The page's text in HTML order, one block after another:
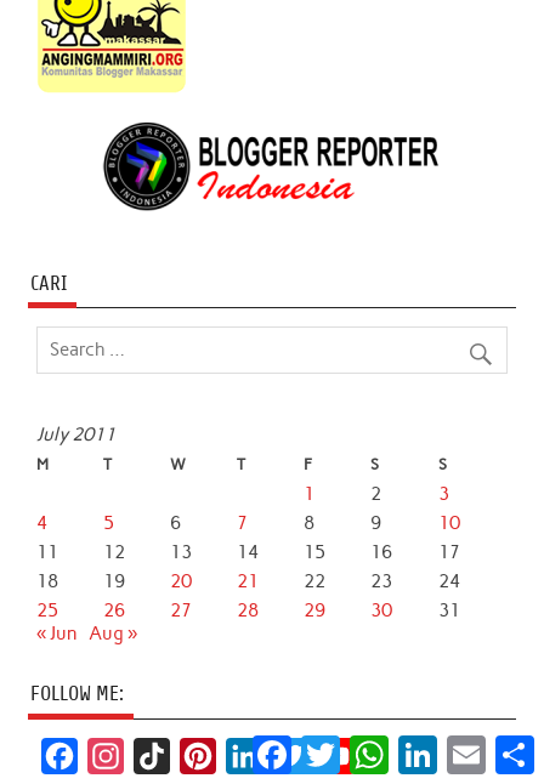
CARI
July 2011
M T W T F S S
1 2
3
4
5 6 7 8 9
10
11
12 13 14 15 16
17
18
19 20 21 22 23
24
25
26 27 28 29 30
31
« Jun Aug »
FOLLOW ME:
L
T
Y
Facebook
Twitter WhatsApp
LinkedInEmail